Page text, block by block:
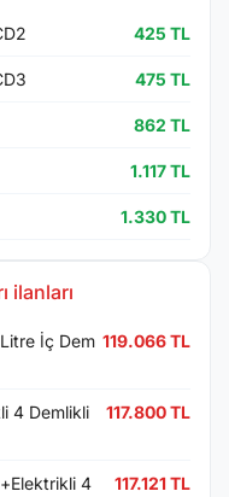
425 TL
475 TL
862 TL
1.117 TL
1.330 TL
ilanları
İç Dem 119.066 TL
4 Demlikli
117.800 TL
4
117.121 TL